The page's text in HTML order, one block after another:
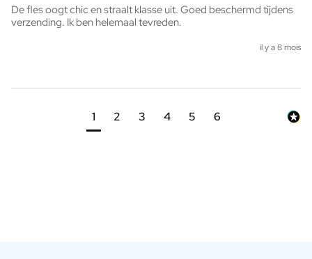
De fles oogt chic en straalt klasse uit. Goed beschermd tijdens
verzending. Ik ben helemaal tevreden.
il y a 8 mois
1 2 3 4 5 6